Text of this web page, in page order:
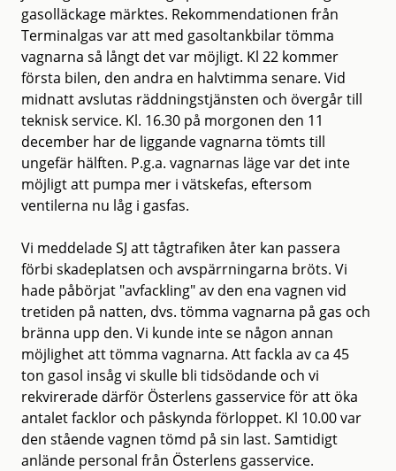
gasolläckage märktes. Rekommendationen från
Terminalgas var att med gasoltankbilar tömma
vagnarna så långt det var möjligt. Kl 22 kommer
första bilen, den andra en halvtimma senare. Vid
midnatt avslutas räddningstjänsten och övergår till
teknisk service. Kl. 16.30 på morgonen den 11
december har de liggande vagnarna tömts till
ungefär hälften. P.g.a. vagnarnas läge var det inte
möjligt att pumpa mer i vätskefas, eftersom
ventilerna nu låg i gasfas.
Vi meddelade SJ att tågtrafiken åter kan passera
förbi skadeplatsen och avspärrningarna bröts. Vi
hade påbörjat "avfackling" av den ena vagnen vid
tretiden på natten, dvs. tömma vagnarna på gas och
bränna upp den. Vi kunde inte se någon annan
möjlighet att tömma vagnarna. Att fackla av ca 45
ton gasol insåg vi skulle bli tidsödande och vi
rekvirerade därför Österlens gasservice för att öka
antalet facklor och påskynda förloppet. Kl 10.00 var
den stående vagnen tömd på sin last. Samtidigt
anlände personal från Österlens gasservice.